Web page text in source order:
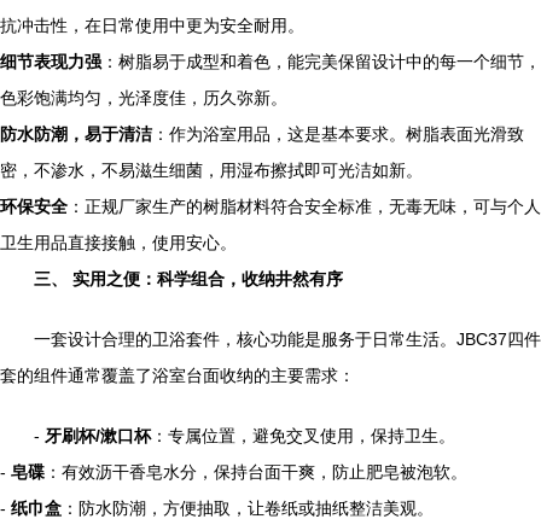
抗冲击性，在日常使用中更为安全耐用。
细节表现力强 ：树脂易于成型和着色，能完美保留设计中的每一个细节，
色彩饱满均匀，光泽度佳，历久弥新。
防水防潮，易于清洁 ：作为浴室用品，这是基本要求。树脂表面光滑致
密，不渗水，不易滋生细菌，用湿布擦拭即可光洁如新。
环保安全 ：正规厂家生产的树脂材料符合安全标准，无毒无味，可与个人
卫生用品直接接触，使用安心。
三、 实用之便：科学组合，收纳井然有序
一套设计合理的卫浴套件，核心功能是服务于日常生活。JBC37四件
套的组件通常覆盖了浴室台面收纳的主要需求：
- 牙刷杯/漱口杯：专属位置，避免交叉使用，保持卫生。
- 皂碟 ：有效沥干香皂水分，保持台面干爽，防止肥皂被泡软。
- 纸巾盒 ：防水防潮，方便抽取，让卷纸或抽纸整洁美观。